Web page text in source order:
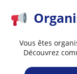
Vous êtes
Découvrez